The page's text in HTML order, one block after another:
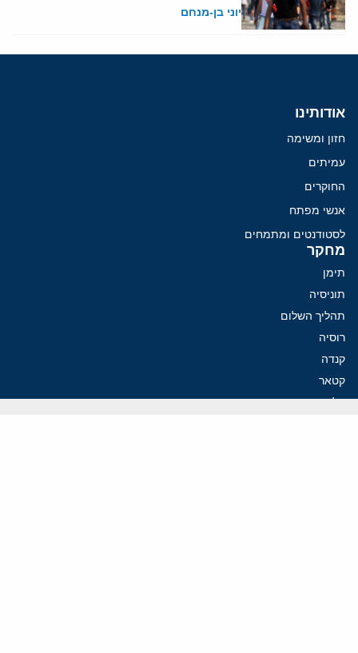
יוני בן-מנחם
אודותינו
חזון ומשימה
עמיתים
החוקרים
אנשי מפתח
לסטודנטים ומתמחים
מחקר
תימן
תוניסיה
תהליך השלום
רוסיה
קנדה
קטאר
פלסטינים